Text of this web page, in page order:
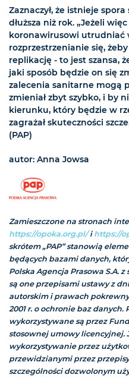
Zaznaczył, że istnieje
dłuższa niż rok. „Jeżeli
koronawirusowi utrudniać
rozprzestrzenianie się,
replikację - to jest szansa,
jaki sposób będzie on się
zalecenia sanitarne mogą
zmieniał zbyt szybko, i by
kierunku, który będzie w
zagrażał skuteczności
(PAP)
autor: Anna Jowsa
Zamieszczone na stronach
https://opoka.org.pl/i https://
skrótem „PAP” stanowią
będących bazami danych,
Polska Agencja Prasowa S.A.
są one przepisami ustawy z
autorskim i prawach
2001 r. o ochronie baz danych.
wykorzystywane są przez
stosownej umowy licencyjnej.
wykorzystywanie przez
przewidzianymi przez
szczególności dozwolonym